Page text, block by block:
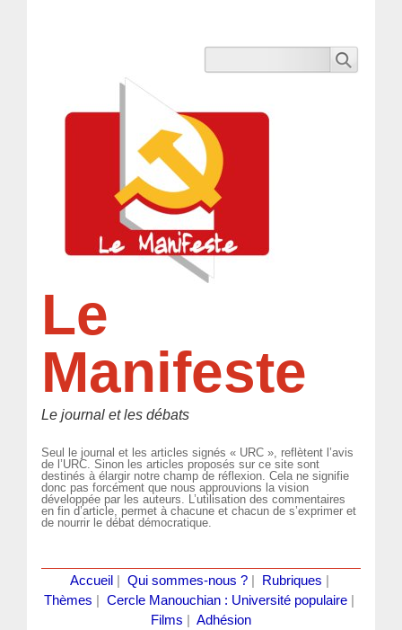
Le
Manifeste
Le journal et les débats
Seul le journal et les articles signés « URC », reflètent l’avis
de l’URC. Sinon les articles proposés sur ce site sont
destinés à élargir notre champ de réflexion. Cela ne signifie
donc pas forcément que nous approuvions la vision
développée par les auteurs. L’utilisation des commentaires
en fin d’article, permet à chacune et chacun de s’exprimer et
de nourrir le débat démocratique.
Accueil Qui sommes-nous ?| Rubriques
Thèmes
Cercle Manouchian : Université populaire
Films
Adhésion